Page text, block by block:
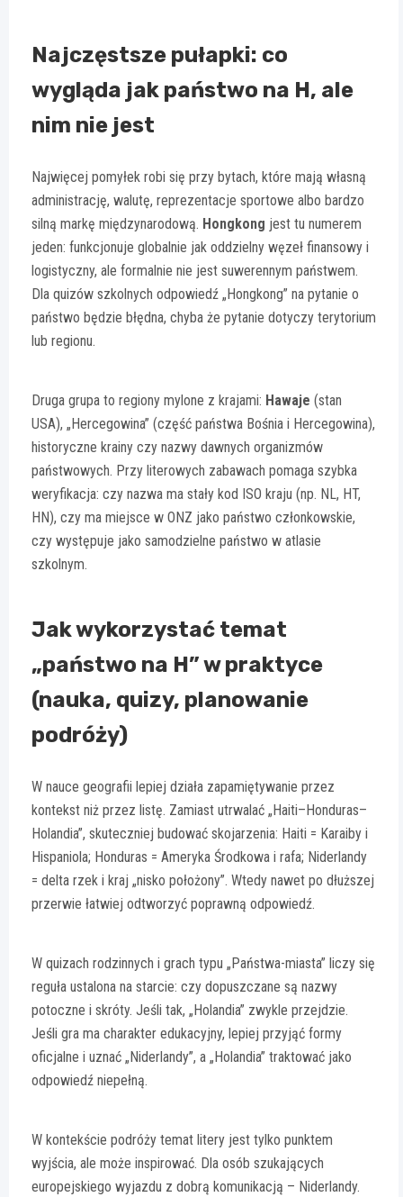
Najczęstsze pułapki: co
wygląda jak państwo na H, ale
nim nie jest
Najwięcej pomyłek robi się przy bytach, które mają własną
administrację, walutę, reprezentacje sportowe albo bardzo
silną markę międzynarodową. Hongkong jest tu numerem
jeden: funkcjonuje globalnie jak oddzielny węzeł finansowy i
logistyczny, ale formalnie nie jest suwerennym państwem.
Dla quizów szkolnych odpowiedź „Hongkong” na pytanie o
państwo będzie błędna, chyba że pytanie dotyczy terytorium
lub regionu.
Druga grupa to regiony mylone z krajami: Hawaje (stan
USA), „Hercegowina” (część państwa Bośnia i Hercegowina),
historyczne krainy czy nazwy dawnych organizmów
państwowych. Przy literowych zabawach pomaga szybka
weryfikacja: czy nazwa ma stały kod ISO kraju (np. NL, HT,
HN), czy ma miejsce w ONZ jako państwo członkowskie,
czy występuje jako samodzielne państwo w atlasie
szkolnym.
Jak wykorzystać temat
„państwo na H” w praktyce
(nauka, quizy, planowanie
podróży)
W nauce geografii lepiej działa zapamiętywanie przez
kontekst niż przez listę. Zamiast utrwalać „Haiti–Honduras–
Holandia”, skuteczniej budować skojarzenia: Haiti = Karaiby i
Hispaniola; Honduras = Ameryka Środkowa i rafa; Niderlandy
= delta rzek i kraj „nisko położony”. Wtedy nawet po dłuższej
przerwie łatwiej odtworzyć poprawną odpowiedź.
W quizach rodzinnych i grach typu „Państwa-miasta” liczy się
reguła ustalona na starcie: czy dopuszczane są nazwy
potoczne i skróty. Jeśli tak, „Holandia” zwykle przejdzie.
Jeśli gra ma charakter edukacyjny, lepiej przyjąć formy
oficjalne i uznać „Niderlandy”, a „Holandia” traktować jako
odpowiedź niepełną.
W kontekście podróży temat litery jest tylko punktem
wyjścia, ale może inspirować. Dla osób szukających
europejskiego wyjazdu z dobrą komunikacją – Niderlandy.